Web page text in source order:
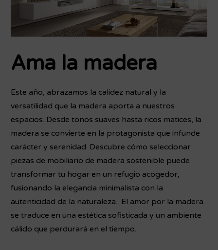
Ama la madera
Este año, abrazamos la calidez natural y la
versatilidad que la madera aporta a nuestros
espacios. Desde tonos suaves hasta ricos matices, la
madera se convierte en la protagonista que infunde
carácter y serenidad. Descubre cómo seleccionar
piezas de mobiliario de madera sostenible puede
transformar tu hogar en un refugio acogedor,
fusionando la elegancia minimalista con la
autenticidad de la naturaleza. El amor por la madera
se traduce en una estética sofisticada y un ambiente
cálido que perdurará en el tiempo.